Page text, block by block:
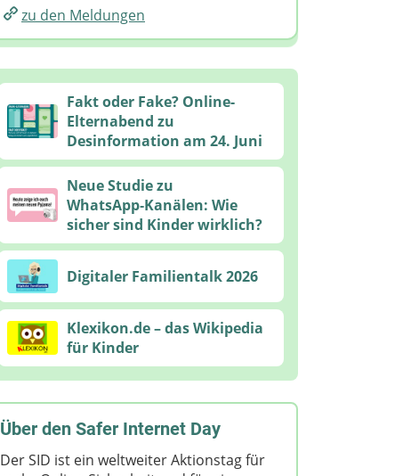
zu den Meldungen
Fakt oder Fake? Online-
Elternabend zu
Desinformation am 24. Juni
Neue Studie zu
WhatsApp‑Kanälen: Wie
sicher sind Kinder wirklich?
Digitaler Familientalk 2026
Klexikon.de – das Wikipedia
für Kinder
Über den Safer Internet Day
Der SID ist ein weltweiter Aktionstag für